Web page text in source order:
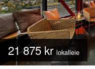
21 875 krlokalleie